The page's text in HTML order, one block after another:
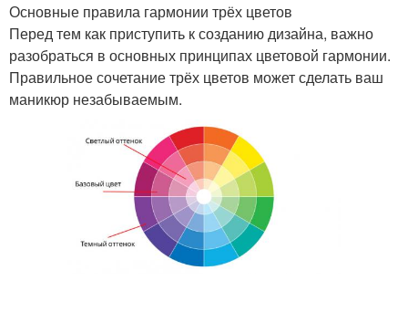
Основные правила гармонии трёх цветов
Перед тем как приступить к созданию дизайна, важно
разобраться в основных принципах цветовой гармонии.
Правильное сочетание трёх цветов может сделать ваш
маникюр незабываемым.